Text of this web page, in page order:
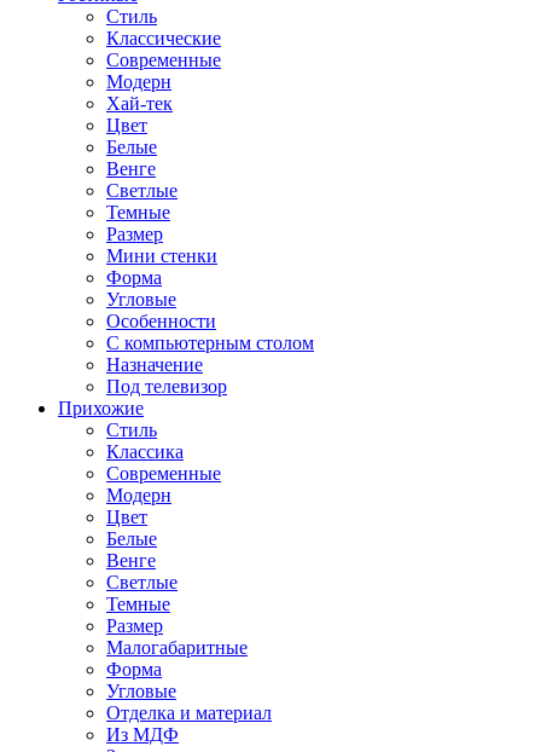
Стиль
Классические
Современные
Модерн
Хай-тек
Цвет
Белые
Венге
Светлые
Темные
Размер
Мини стенки
Форма
Угловые
Особенности
С компьютерным столом
Назначение
Под телевизор
Прихожие
Стиль
Классика
Современные
Модерн
Цвет
Белые
Венге
Светлые
Темные
Размер
Малогабаритные
Форма
Угловые
Отделка и материал
Из МДФ